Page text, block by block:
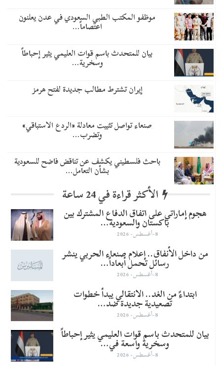
موظفو المكتب الطبي السعودي في عدن يعلنون
اعتصاماً…
بيان للمتحدث باسم قوات العليمي يثير إحباطاً
وسخرية…
إيران تشترط مطالب جديدة لفتح هرمز
صنعاء تواصل تثبيت معادلة «الردع الاستباقي»
وتضرب…
باحث فلسطيني يكشف عن تناقض فاضح للسعودية
بشأن التعامل…
الأكثر قراءة في 24 ساعة
هجوم إماراتي على اتفاق الدفاع المشترك بين
باكستان والسعودية…
8-أغسطس- 2026
من داخل الأنفاق.. إعلام صنعاء الحربي ينشر
رسائل تحمل أبعاداً…
8-أغسطس- 2026
​ابتداءً من الغد.. الانتقالي يبدأ خطوات
تصعيدية جديدة ضد…
8-أغسطس- 2026
بيان للمتحدث باسم قوات العليمي يثير إحباطاً
وسخرية واسعة في…
8-أغسطس- 2026